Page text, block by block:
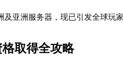
及亚洲服务器，现已引发全球玩家
取得全攻略